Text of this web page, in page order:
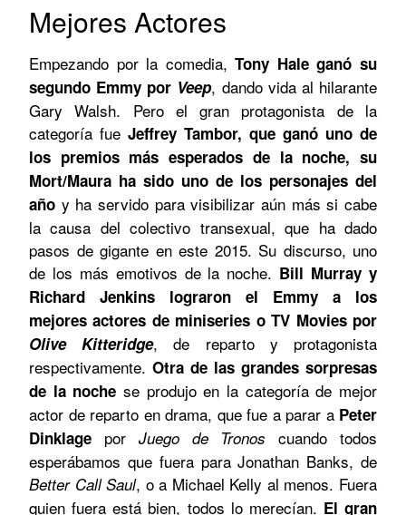
Mejores Actores
Empezando por la comedia,Tony Hale ganó su
segundo Emmy por Veep, dando vida al hilarante
Gary Walsh. Pero el gran protagonista de la
categoría fue Jeffrey Tambor, que ganó uno de
los premios más esperados de la noche, su
Mort/Maura ha sido uno de los personajes del
año y ha servido para visibilizar aún más si cabe
la causa del colectivo transexual, que ha dado
pasos de gigante en este 2015. Su discurso, uno
de los más emotivos de la noche. Bill Murray y
Richard Jenkins lograron el Emmy a los
mejores actores de miniseries o TV Movies por
Olive Kitteridge, de reparto y protagonista
respectivamente. Otra de las grandes sorpresas
de la noche se produjo en la categoría de mejor
actor de reparto en drama, que fue a parar a Peter
Dinklage por Juego de Tronos cuando todos
esperábamos que fuera para Jonathan Banks, de
Better Call Saul, o a Michael Kelly al menos. Fuera
quien fuera está bien, todos lo merecían. El gran